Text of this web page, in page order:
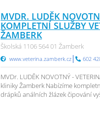
MVDR. LUDĚK
KOMPLETNÍ SLUŽBY
ŽAMBERK
Školská 1106 564 01 Žamberk
www.veterina.zamberk.cz 602
MVDr. LUDĚK NOVOTNÝ -
kliniky Žamberk Nabízíme
drápků análních žlázek čipování